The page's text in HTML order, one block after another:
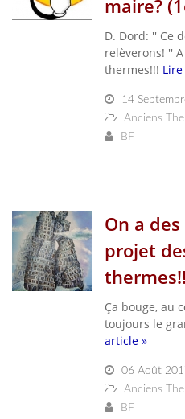
maire?
D. Dord: '' Ce
relèverons! ''
thermes!!!
14
Anciens
BF
On a
projet
thermes!!
Ça bouge, au
toujours le
article »
06 Août
Anciens
BF